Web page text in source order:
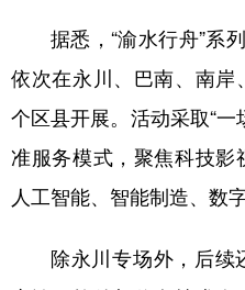
据悉，“渝水行舟”系
依次在永川、巴南、南
个区县开展。活动采取“
准服务模式，聚焦科技影
人工智能、智能制造、数
除永川专场外，后续